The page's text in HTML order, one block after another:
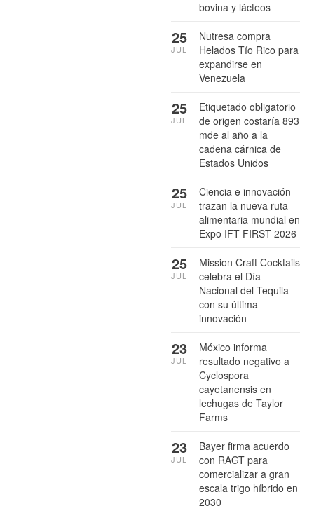
bovina y lácteos
Nutresa compra
Helados Tío Rico para
expandirse en
Venezuela
25
JUL
Etiquetado obligatorio
de origen costaría 893
mde al año a la
cadena cárnica de
Estados Unidos
25
JUL
Ciencia e innovación
trazan la nueva ruta
alimentaria mundial en
Expo IFT FIRST 2026
25
JUL
Mission Craft Cocktails
celebra el Día
Nacional del Tequila
con su última
innovación
25
JUL
México informa
resultado negativo a
Cyclospora
cayetanensis en
lechugas de Taylor
Farms
23
JUL
Bayer firma acuerdo
con RAGT para
comercializar a gran
escala trigo híbrido en
2030
23
JUL